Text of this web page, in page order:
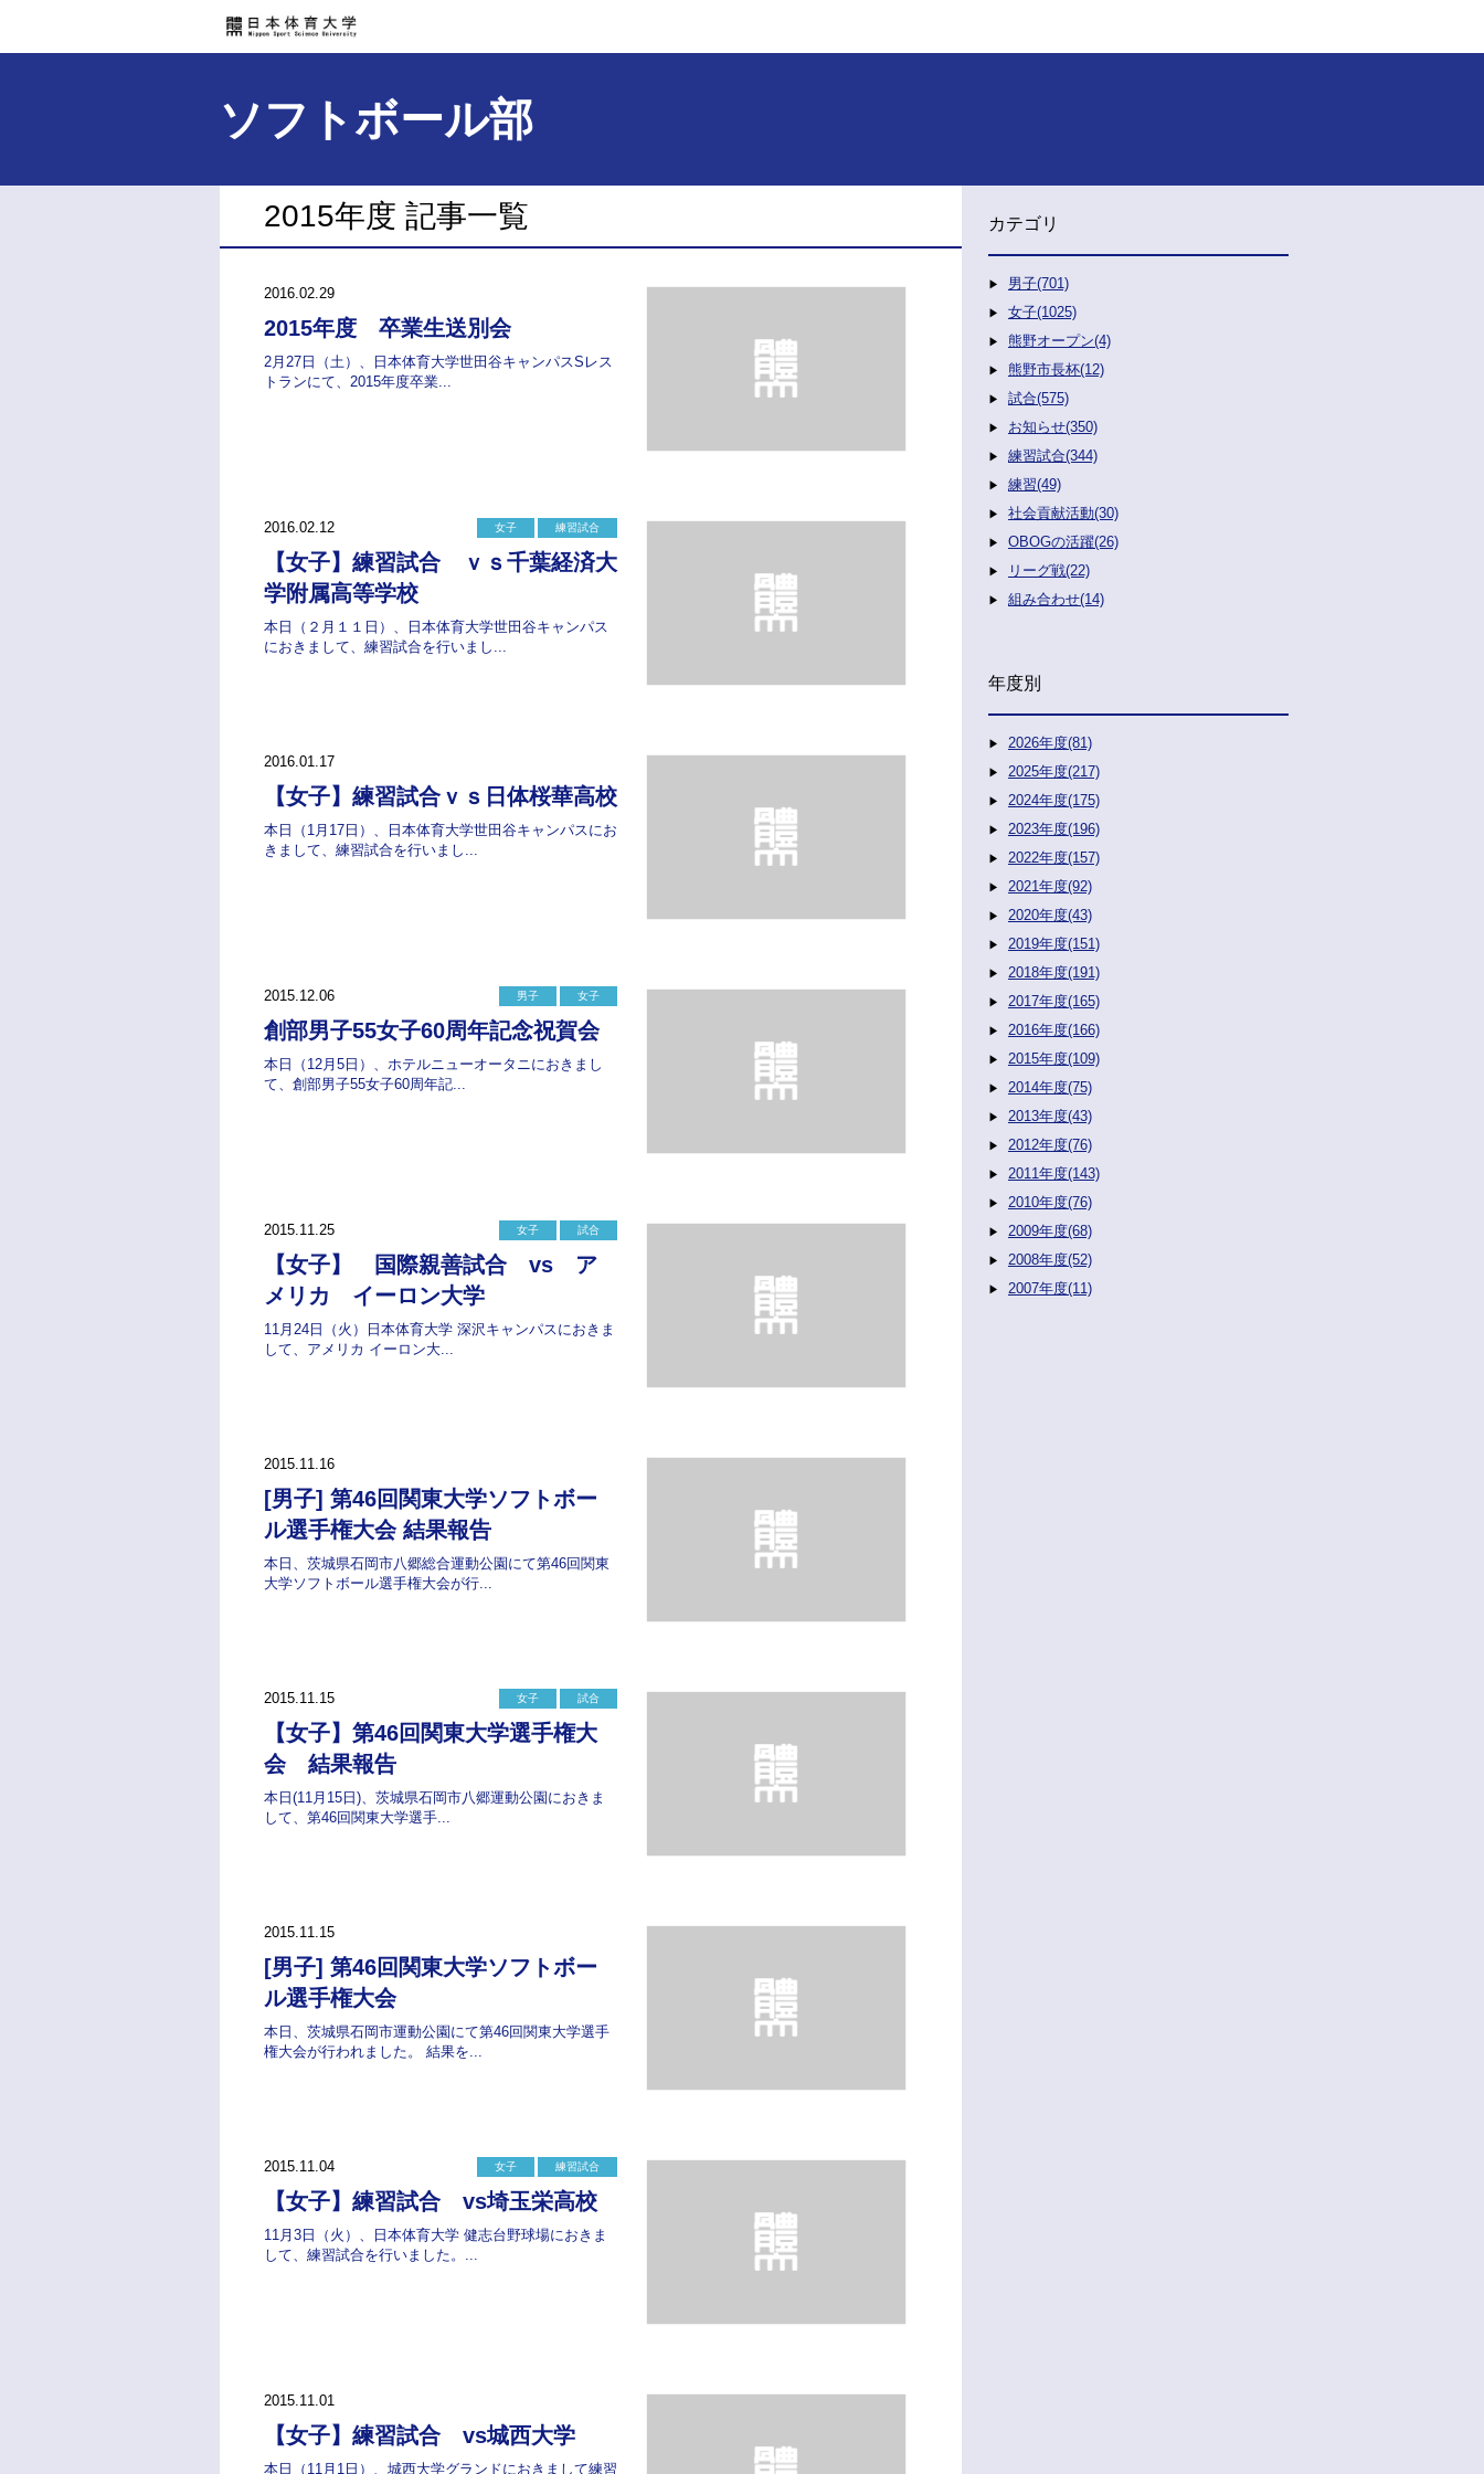
ソフトボール部
2015年度 記事一覧
2016.02.29
2015年度 卒業生送別会
2月27日（土）、日本体育大学世田谷キャンパスSレス
トランにて、2015年度卒業...
2016.02.12 女子 練習試合
【女子】練習試合 ｖｓ千葉経済大
学附属高等学校
本日（２月１１日）、日本体育大学世田谷キャンパス
におきまして、練習試合を行いまし...
2016.01.17
【女子】練習試合ｖｓ日体桜華高校
本日（1月17日）、日本体育大学世田谷キャンパスにお
きまして、練習試合を行いまし...
2015.12.06 男子 女子
創部男子55女子60周年記念祝賀会
本日（12月5日）、ホテルニューオータニにおきまし
て、創部男子55女子60周年記...
2015.11.25 女子 試合
【女子】 国際親善試合 vs ア
メリカ イーロン大学
11月24日（火）日本体育大学 深沢キャンパスにおきま
して、アメリカ イーロン大...
2015.11.16
[男子] 第46回関東大学ソフトボー
ル選手権大会 結果報告
本日、茨城県石岡市八郷総合運動公園にて第46回関東
大学ソフトボール選手権大会が行...
2015.11.15 女子 試合
【女子】第46回関東大学選手権大
会 結果報告
本日(11月15日)、茨城県石岡市八郷運動公園におきま
して、第46回関東大学選手...
2015.11.15
[男子] 第46回関東大学ソフトボー
ル選手権大会
本日、茨城県石岡市運動公園にて第46回関東大学選手
権大会が行われました。 結果を...
2015.11.04 女子 練習試合
【女子】練習試合 vs埼玉栄高校
11月3日（火）、日本体育大学 健志台野球場におきま
して、練習試合を行いました。...
2015.11.01
【女子】練習試合 vs城西大学
本日（11月1日）、城西大学グランドにおきまして練習
カテゴリ
男子(701)
女子(1025)
熊野オープン(4)
熊野市長杯(12)
試合(575)
お知らせ(350)
練習試合(344)
練習(49)
社会貢献活動(30)
OBOGの活躍(26)
リーグ戦(22)
組み合わせ(14)
年度別
2026年度(81)
2025年度(217)
2024年度(175)
2023年度(196)
2022年度(157)
2021年度(92)
2020年度(43)
2019年度(151)
2018年度(191)
2017年度(165)
2016年度(166)
2015年度(109)
2014年度(75)
2013年度(43)
2012年度(76)
2011年度(143)
2010年度(76)
2009年度(68)
2008年度(52)
2007年度(11)